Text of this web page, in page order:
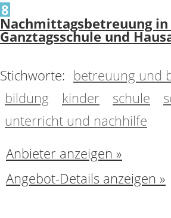
8
Nachmittagsbetreuung
Ganztagsschule und
Stichworte: betreuung und
bildung
kinder schule
unterricht und nachhilfe
Anbieter anzeigen »
Angebot-Details anzeigen »